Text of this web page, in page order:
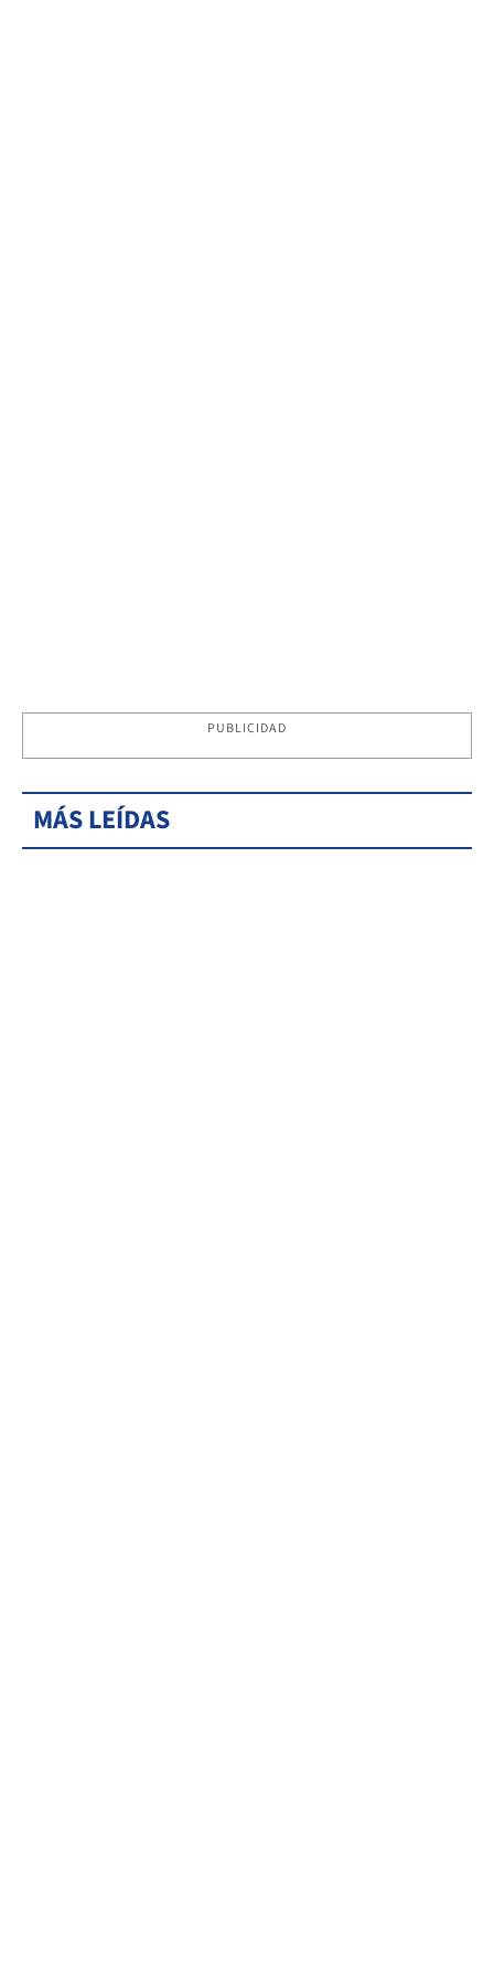
PUBLICIDAD
MÁS LEÍDAS